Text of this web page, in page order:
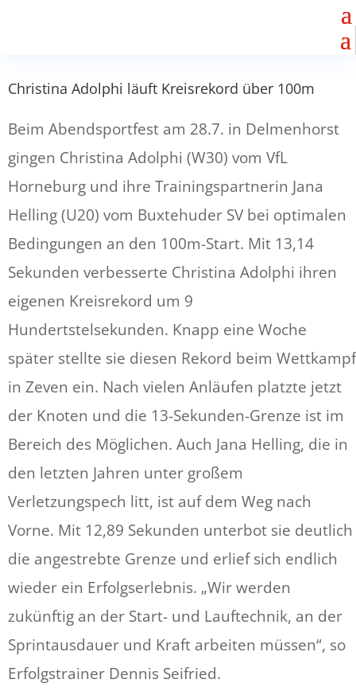
Christina Adolphi läuft Kreisrekord über 100m
Beim Abendsportfest am 28.7. in Delmenhorst
gingen Christina Adolphi (W30) vom VfL
Horneburg und ihre Trainingspartnerin Jana
Helling (U20) vom Buxtehuder SV bei optimalen
Bedingungen an den 100m-Start. Mit 13,14
Sekunden verbesserte Christina Adolphi ihren
eigenen Kreisrekord um 9
Hundertstelsekunden. Knapp eine Woche
später stellte sie diesen Rekord beim Wettkampf
in Zeven ein. Nach vielen Anläufen platzte jetzt
der Knoten und die 13-Sekunden-Grenze ist im
Bereich des Möglichen. Auch Jana Helling, die in
den letzten Jahren unter großem
Verletzungspech litt, ist auf dem Weg nach
Vorne. Mit 12,89 Sekunden unterbot sie deutlich
die angestrebte Grenze und erlief sich endlich
wieder ein Erfolgserlebnis. „Wir werden
zukünftig an der Start- und Lauftechnik, an der
Sprintausdauer und Kraft arbeiten müssen“, so
Erfolgstrainer Dennis Seifried.